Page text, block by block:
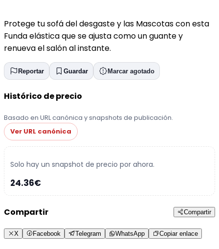
Protege tu sofá del desgaste y las Mascotas con esta
Funda elástica que se ajusta como un guante y
renueva el salón al instante.
Reportar Guardar Marcar agotado
Histórico de precio
Basado en URL canónica y snapshots de publicación.
Ver URL canónica
Solo hay un snapshot de precio por ahora.
24.36€
Compartir Compartir
X Facebook Telegram WhatsApp Copiar enlace